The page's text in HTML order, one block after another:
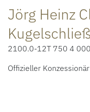
Jörg Heinz
2100.0-12T 750 4
Offizieller